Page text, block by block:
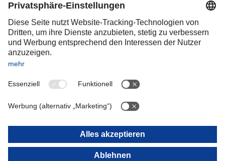
Romania
Slovakia
Spain
Sweden
Switzerland
OCEANIA